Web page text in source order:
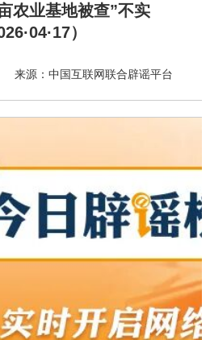
农业基地被查”不实
）
来源：中国互联网联合辟谣平台